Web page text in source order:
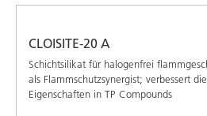
CLOISITE-20 A
Schichtsilikat für halogenfrei
als Flammschutzsynergist; verbessert
Eigenschaften in TP Compounds